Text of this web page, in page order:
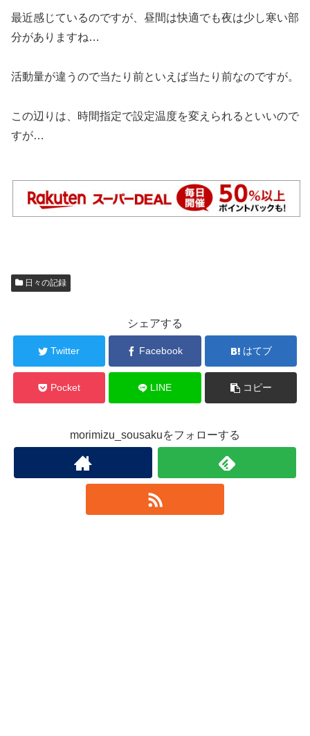
最近感じているのですが、昼間は快適でも夜は少し寒い部
分がありますね…
活動量が違うので当たり前といえば当たり前なのですが。
この辺りは、時間指定で設定温度を変えられるといいので
すが…
日々の記録
シェアする
Twitter Facebook はてブ
Pocket LINE コピー
morimizu_sousakuをフォローする